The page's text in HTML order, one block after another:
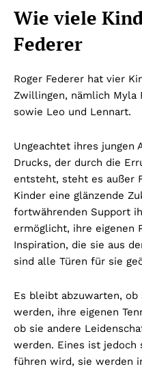
Wie viele
Federer
Roger Federer hat vier
Zwillingen, nämlich Myla
sowie Leo und Lennart.
Ungeachtet ihres jungen
Drucks, der durch die
entsteht, steht es außer
Kinder eine glänzende
fortwährenden Support
ermöglicht, ihre eigenen
Inspiration, die sie aus
sind alle Türen für sie
Es bleibt abzuwarten,
werden, ihre eigenen
ob sie andere
werden. Eines ist jedoch
führen wird, sie werden